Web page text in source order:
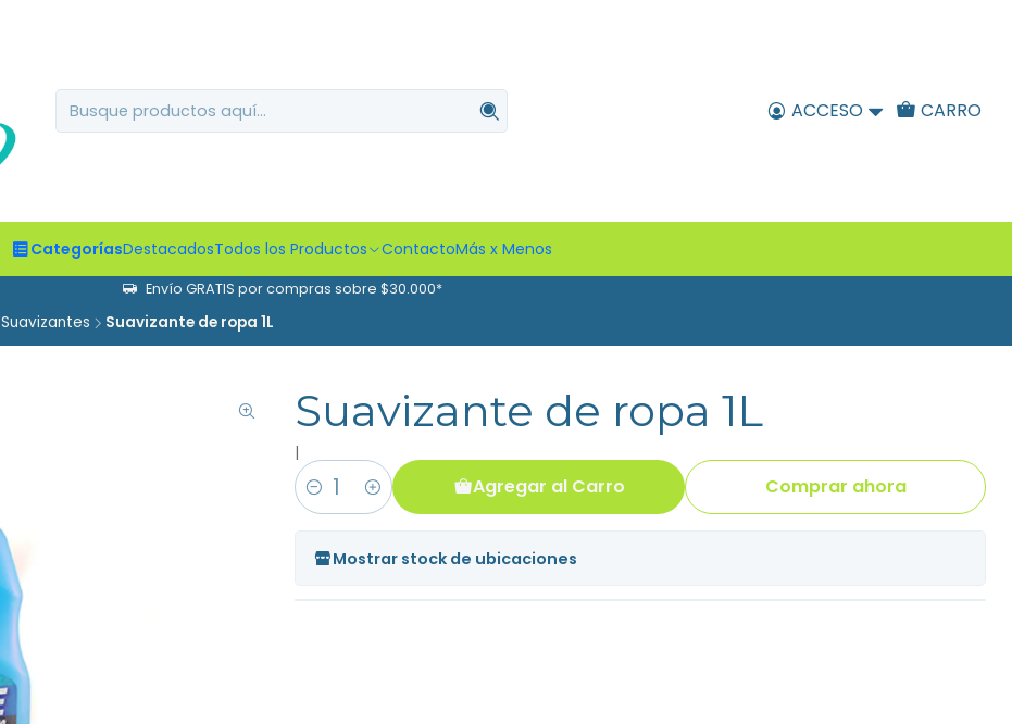
ACCESO CARRO
CategoríasDestacadosTodos los Productos ContactoMás x Menos
Envío GRATIS por compras sobre $30.000*
Suavizantes Suavizante de ropa 1L
Suavizante de ropa 1L
Cantidad
Agregar al Carro Comprar ahora
Mostrar stock de ubicaciones